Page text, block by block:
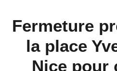
Fermeture
la place
Nice pour